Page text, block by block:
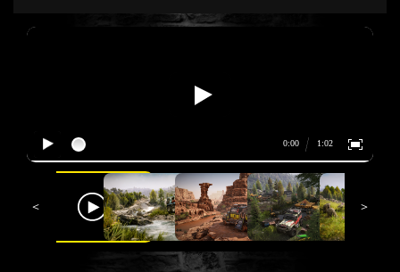
< >